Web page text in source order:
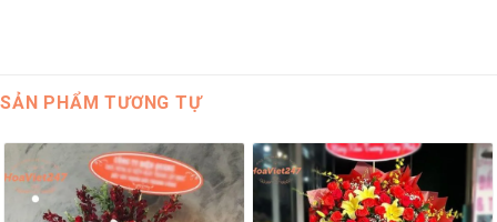
SẢN PHẨM TƯƠNG TỰ